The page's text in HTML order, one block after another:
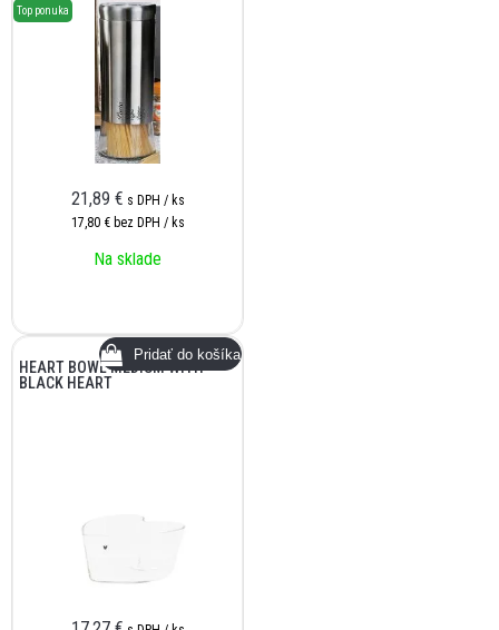
Top ponuka
21,89 € s DPH / ks
17,80 € bez DPH / ks
Na sklade
HEART BOWL MEDIUM WITH
BLACK HEART